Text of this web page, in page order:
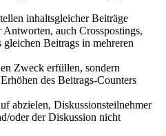
inhaltsgleicher Beiträge
Antworten, auch Crosspostings,
gleichen Beitrags in mehreren
Zweck erfüllen, sondern
des Beitrags-Counters
abzielen, Diskussionsteilnehmer
oder der Diskussion nicht